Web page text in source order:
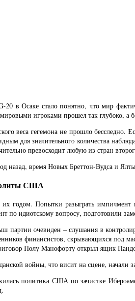
20 в Осаке стало понятно, что мир
игроками прошел так глубоко, а
веса гегемона не прошло бесследно.
для значительного количества
превосходит любую из стран
назад, время Новых Бреттон-Вудса и
США
годом. Попытки разыграть импичмент
по идиотскому вопросу, подготовили
партии очевиден – слушания в
финансистов, скрывающихся под
Полу Манофорту открыл ящик
войны, что висит на сцене, начали
политика США по зачистке